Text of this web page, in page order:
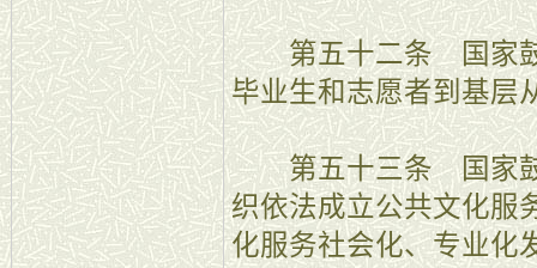
第五十二条 国家鼓
毕业生和志愿者到基层
第五十三条 国家鼓
织依法成立公共文化服
化服务社会化、专业化